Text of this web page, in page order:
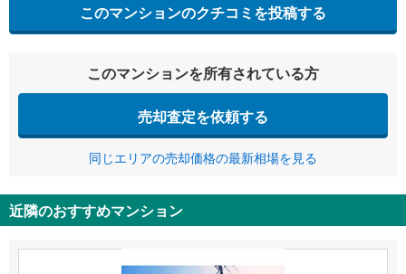
このマンションのクチコミを投稿する
このマンションを所有されている方
売却査定を依頼する
同じエリアの売却価格の最新相場を見る
近隣のおすすめマンション